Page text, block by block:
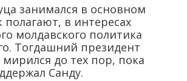
занимался в основном
полагают, в интересах
молдавского политика
Тогдашний президент
до тех пор, пока
Санду.